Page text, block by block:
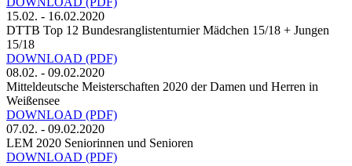
15.02. - 16.02.2020
DTTB Top 12 Bundesranglistenturnier Mädchen 15/18 + Jungen
15/18
DOWNLOAD (PDF)
08.02. - 09.02.2020
Mitteldeutsche Meisterschaften 2020 der Damen und Herren in
Weißensee
DOWNLOAD (PDF)
07.02. - 09.02.2020
LEM 2020 Seniorinnen und Senioren
DOWNLOAD (PDF)